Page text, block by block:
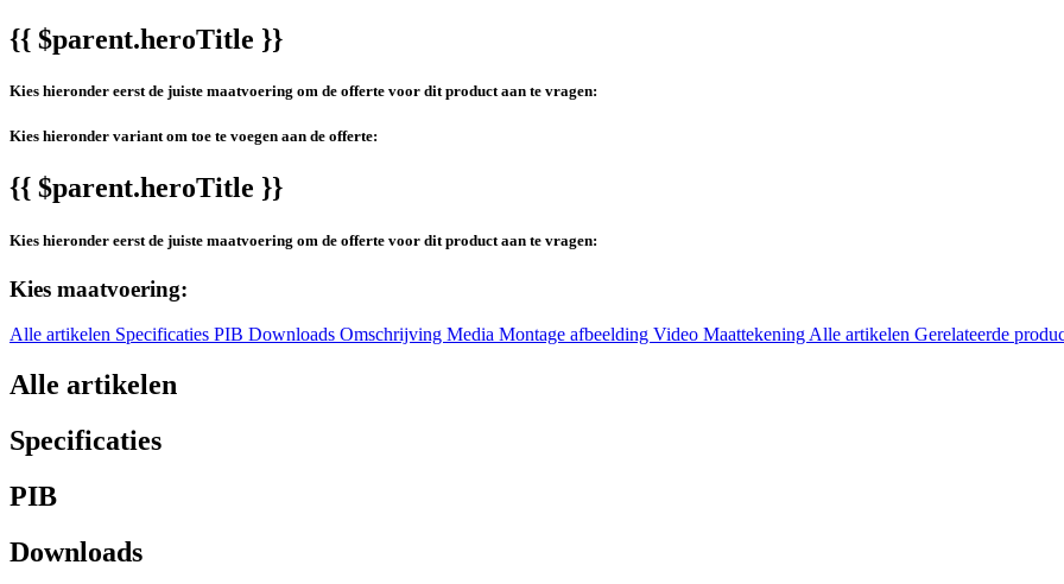
{{ $parent.heroTitle }}
Kies hieronder eerst de juiste maatvoering om de offerte voor dit product aan te vragen:
Kies hieronder variant om toe te voegen aan de offerte:
{{ $parent.heroTitle }}
Kies hieronder eerst de juiste maatvoering om de offerte voor dit product aan te vragen:
Kies maatvoering:
Alle artikelen Specificaties PIB Downloads Omschrijving Media Montage afbeelding Video MaattekeningAlle artikelen Gerelateerde
Alle artikelen
Specificaties
PIB
Downloads